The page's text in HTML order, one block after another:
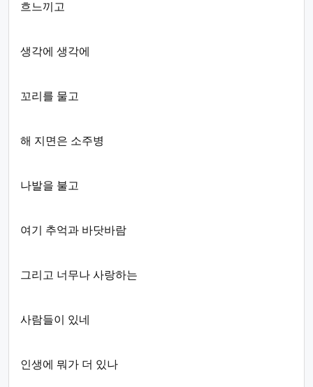
흐느끼고
생각에 생각에
꼬리를 물고
해 지면은 소주병
나발을 불고
여기 추억과 바닷바람
그리고 너무나 사랑하는
사람들이 있네
인생에 뭐가 더 있나